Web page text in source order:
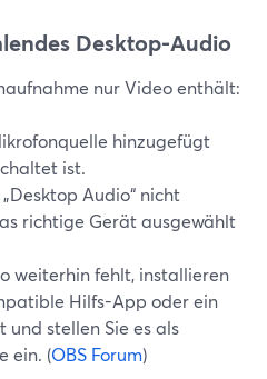
Desktop-Audio
nur Video enthält:
hinzugefügt
ist.
Audio“ nicht
richtige Gerät ausgewählt
weiterhin fehlt, installieren
Hilfs-App oder ein
stellen Sie es als
ein. (OBS Forum)